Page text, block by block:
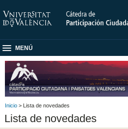
MENÚ
Inicio > Lista de novedades
Lista de novedades